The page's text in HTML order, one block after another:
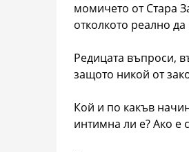
момичето от Стара
отколкото реално
Редицата въпроси,
защото никой от
Кой и по какъв
интимна ли е? Ако е